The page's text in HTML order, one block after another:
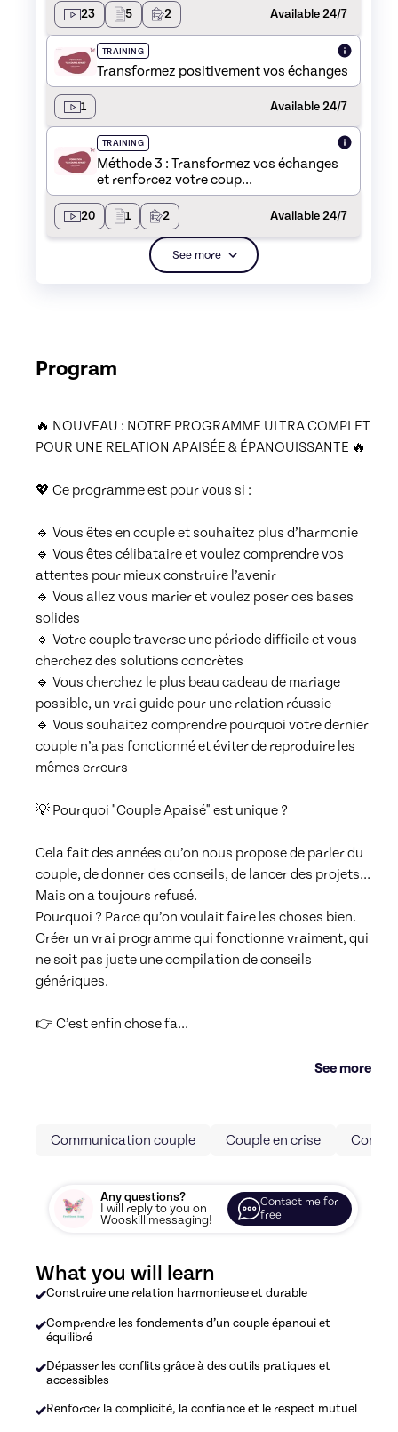
23 5 2 Available 24/7
TRAINING
Transformez positivement vos échanges
1 Available 24/7
TRAINING
Méthode 3 : Transformez vos échanges
et renforcez votre coup...
20 1 2 Available 24/7
See more
Program
🔥 NOUVEAU : NOTRE PROGRAMME ULTRA COMPLET
POUR UNE RELATION APAISÉE & ÉPANOUISSANTE 🔥
💖 Ce programme est pour vous si :
🔹 Vous êtes en couple et souhaitez plus d’harmonie
🔹 Vous êtes célibataire et voulez comprendre vos
attentes pour mieux construire l’avenir
🔹 Vous allez vous marier et voulez poser des bases
solides
🔹 Votre couple traverse une période difficile et vous
cherchez des solutions concrètes
🔹 Vous cherchez le plus beau cadeau de mariage
possible, un vrai guide pour une relation réussie
🔹 Vous souhaitez comprendre pourquoi votre dernier
couple n’a pas fonctionné et éviter de reproduire les
mêmes erreurs
💡 Pourquoi "Couple Apaisé" est unique ?
Cela fait des années qu’on nous propose de parler du
couple, de donner des conseils, de lancer des projets…
Mais on a toujours refusé.
Pourquoi ? Parce qu’on voulait faire les choses bien.
Créer un vrai programme qui fonctionne vraiment, qui
ne soit pas juste une compilation de conseils
génériques.
👉 C’est enfin chose fa...
See more
Communication couple Couple en crise Conflit
Any questions?
I will reply to you on
Wooskill messaging!
Contact me for
free
What you will learn
Construire une relation harmonieuse et durable
Comprendre les fondements d’un couple épanoui et
équilibré
Dépasser les conflits grâce à des outils pratiques et
accessibles
Renforcer la complicité, la confiance et le respect mutuel